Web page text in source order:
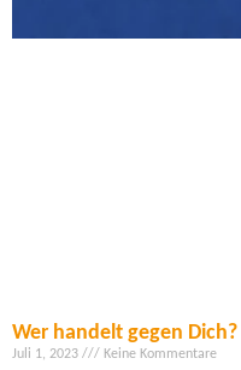
Wer handelt gegen Dich?
Juli 1, 2023 Keine Kommentare